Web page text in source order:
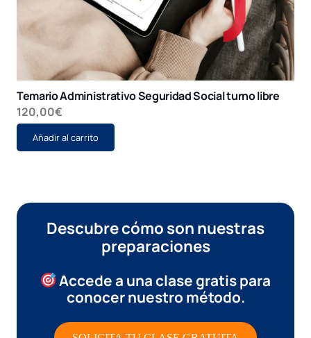
Temario Administrativo Seguridad Social turno libre
120,00€
Añadir al carrito
Descubre cómo son nuestras
preparaciones
Accede a una clase gratispara
conocer nuestro método.